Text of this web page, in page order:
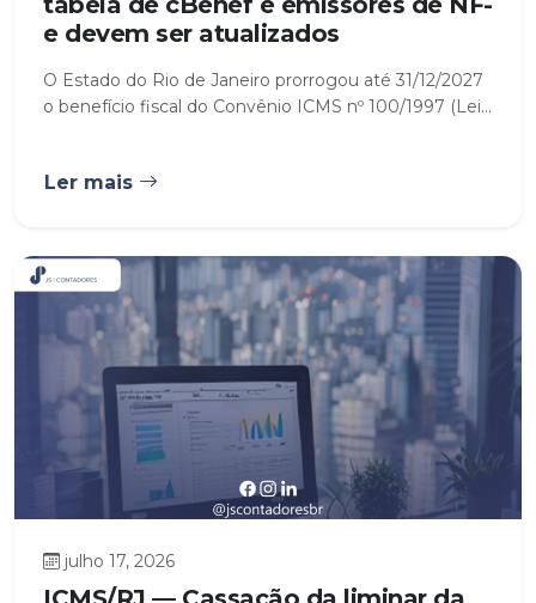
e devem ser atualizados
O Estado do Rio de Janeiro prorrogou até 31/12/2027
o benefício fiscal do Convênio ICMS nº 100/1997 (Lei...
Ler mais
julho 17, 2026